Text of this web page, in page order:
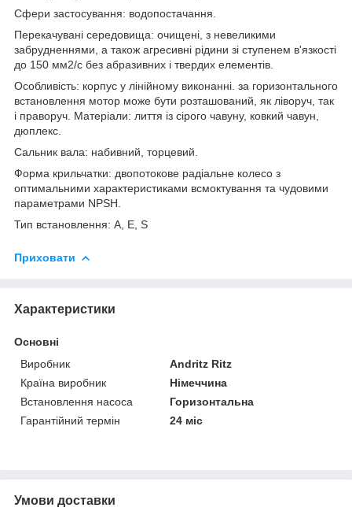
Сфери застосування: водопостачання.
Перекачувані середовища: очищені, з невеликими
забрудненнями, а також агресивні рідини зі ступенем в'язкості
до 150 мм2/с без абразивних і твердих елементів.
Особливість: корпус у лінійному виконанні. за горизонтального
встановлення мотор може бути розташований, як ліворуч, так
і праворуч. Матеріали: лиття із сірого чавуну, ковкий чавун,
дюплекс.
Сальник вала: набивний, торцевий.
Форма крильчатки: двопотокове радіальне колесо з
оптимальними характеристиками всмоктування та чудовими
параметрами NPSH.
Тип встановлення: A, E, S
Приховати
Характеристики
Основні
Виробник
Andritz Ritz
Країна виробник
Німеччина
Встановлення насоса
Горизонтальна
Гарантійний термін
24 міс
Умови доставки